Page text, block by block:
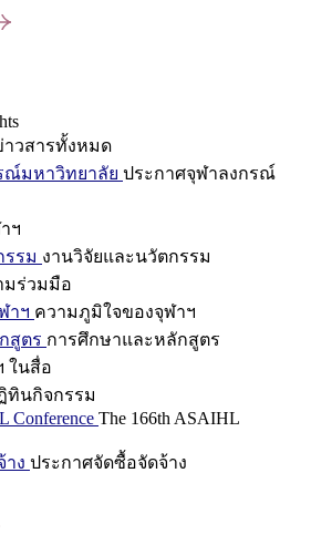
าวสารทั้งหมด
ณ์มหาวิทยาลัย ประกาศจุฬาลงกรณ์
ฯ
รรม งานวิจัยและนวัตกรรม
มร่วมมือ
าฯ ความภูมิใจของจุฬาฯ
สูตร การศึกษาและหลักสูตร
ในสื่อ
ทินกิจกรรม
Conference The 166th ASAIHL
าง ประกาศจัดซื้อจัดจ้าง